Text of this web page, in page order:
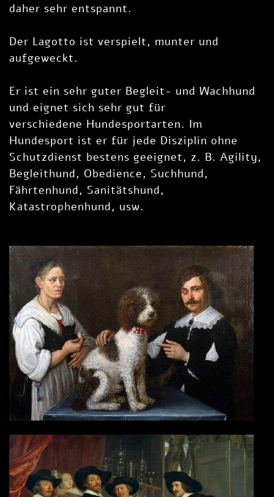
daher sehr entspannt.
Der Lagotto ist verspielt, munter und
aufgeweckt.
Er ist ein sehr guter Begleit- und Wachhund
und eignet sich sehr gut für
verschiedene Hundesportarten. Im
Hundesport ist er für jede Disziplin ohne
Schutzdienst bestens geeignet, z. B. Agility,
Begleithund, Obedience, Suchhund,
Fährtenhund, Sanitätshund,
Katastrophenhund, usw.